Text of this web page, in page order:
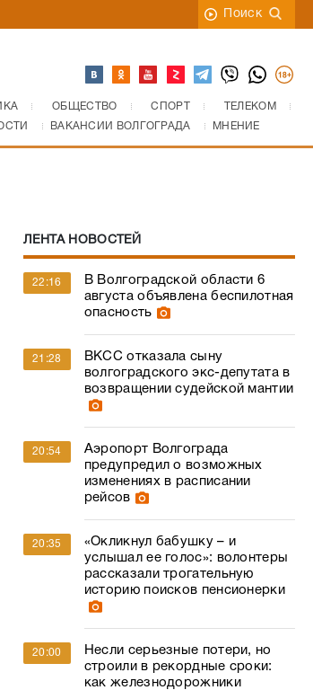
Поиск
ОБЩЕСТВО СПОРТ
ТЕЛЕКОМ
ВАКАНСИИ ВОЛГОГРАДА МНЕНИЕ
ЛЕНТА НОВОСТЕЙ
22:16
В Волгоградской области 6
августа объявлена беспилотная
опасность
21:28
ВКСС отказала сыну
волгоградского экс-депутата в
возвращении судейской мантии
20:54
Аэропорт Волгограда
предупредил о возможных
изменениях в расписании
рейсов
20:35
«Окликнул бабушку – и
услышал ее голос»: волонтеры
рассказали трогательную
историю поисков пенсионерки
20:00
Несли серьезные потери, но
строили в рекордные сроки:
как железнодорожники